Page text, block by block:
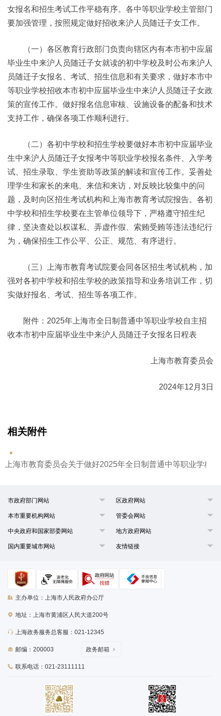
女报名和招生考试工作平稳有序。各中等职业学校主管部门
要加强管理，按照规定做好招收来沪人员随迁子女工作。
（一）各区教育行政部门负责向辖区内有本市初中应届
毕业生中来沪人员随迁子女就读的初中学校及时公布来沪人
员随迁子女报名、考试、招生信息和有关要求，做好本市中
等职业学校招收本市初中应届毕业生中来沪人员随迁子女政
策的宣传工作。做好报名信息审核、设施设备的配备和技术
支持工作，确保各项工作顺利进行。
（二）各初中学校和招生学校要做好本市初中应届毕业
生中来沪人员随迁子女报考中等职业学校报名条件、入学考
试、招生录取、学生资助等政策的解读和宣传工作。妥善处
理学生和家长的来电、来信和来访，对反映比较集中的问
题，及时向区招生考试机构和上海市教育考试院报告。各初
中学校和招生学校要在主管单位领导下，严格遵守招生纪
律，坚决查处以权谋私、弄虚作假、索贿受贿等违法违纪行
为，确保招生工作公平、公正、规范、有序进行。
（三）上海市教育考试院要会同各区招生考试机构，加
强对各初中学校和招生学校的政策指导和业务培训工作，切
实做好报名、考试、招生等各项工作。
附件：2025年上海市全日制普通中等职业学校自主招
收本市初中应届毕业生中来沪人员随迁子女报名日程表
上海市教育委员会
2024年12月3日
相关附件
上海市教育委员会关于做好2025年全日制普通中等职业学校
市政府部门网站 区政府网站
本市重要机构网站 管委会网站
中央政府和国家部委网站 地方政府网站
国内重要城市网站 友情链接
主办单位：上海市人民政府办公厅
地址：上海市黄浦区人民大道200号
上海政务服务总客服：021-12345
邮编：200003
联系电话：021-23111111
政务邮箱